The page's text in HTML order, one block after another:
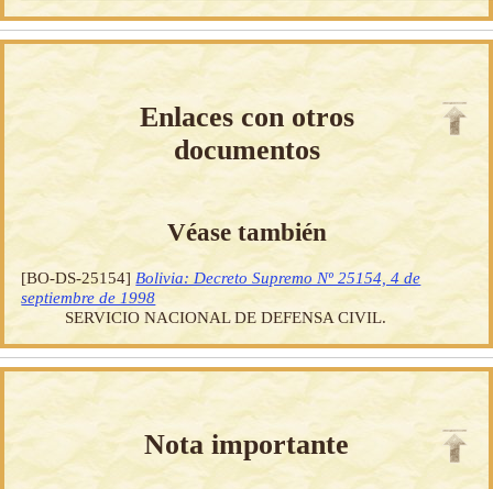
Enlaces con otros
documentos
Véase también
[BO-DS-25154] Bolivia: Decreto Supremo Nº 25154, 4 de
septiembre de 1998
SERVICIO NACIONAL DE DEFENSA CIVIL.
Nota importante